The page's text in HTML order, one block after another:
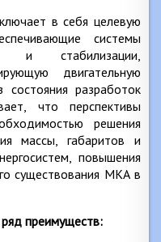
в себя целевую
системы
и стабилизации,
двигательную
разработок
что перспективы
решения
массы, габаритов и
повышения
существования МКА в
преимуществ: